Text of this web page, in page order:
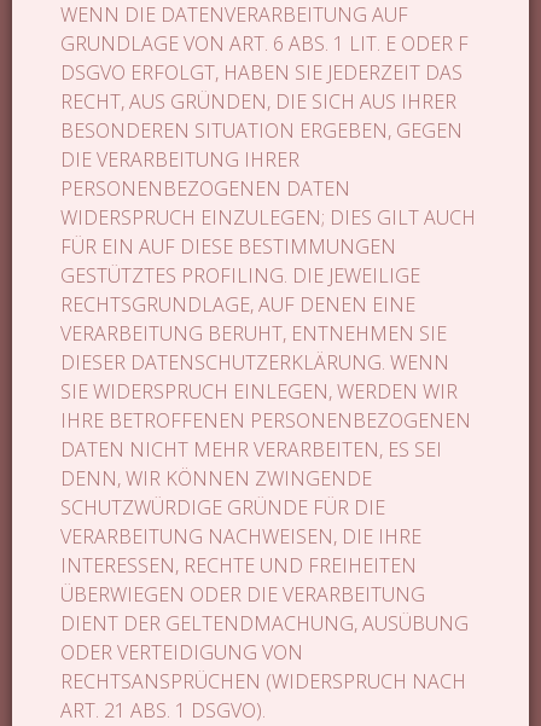
WENN DIE DATENVERARBEITUNG AUF
GRUNDLAGE VON ART. 6 ABS. 1 LIT. E ODER F
DSGVO ERFOLGT, HABEN SIE JEDERZEIT DAS
RECHT, AUS GRÜNDEN, DIE SICH AUS IHRER
BESONDEREN SITUATION ERGEBEN, GEGEN
DIE VERARBEITUNG IHRER
PERSONENBEZOGENEN DATEN
WIDERSPRUCH EINZULEGEN; DIES GILT AUCH
FÜR EIN AUF DIESE BESTIMMUNGEN
GESTÜTZTES PROFILING. DIE JEWEILIGE
RECHTSGRUNDLAGE, AUF DENEN EINE
VERARBEITUNG BERUHT, ENTNEHMEN SIE
DIESER DATENSCHUTZERKLÄRUNG. WENN
SIE WIDERSPRUCH EINLEGEN, WERDEN WIR
IHRE BETROFFENEN PERSONENBEZOGENEN
DATEN NICHT MEHR VERARBEITEN, ES SEI
DENN, WIR KÖNNEN ZWINGENDE
SCHUTZWÜRDIGE GRÜNDE FÜR DIE
VERARBEITUNG NACHWEISEN, DIE IHRE
INTERESSEN, RECHTE UND FREIHEITEN
ÜBERWIEGEN ODER DIE VERARBEITUNG
DIENT DER GELTENDMACHUNG, AUSÜBUNG
ODER VERTEIDIGUNG VON
RECHTSANSPRÜCHEN (WIDERSPRUCH NACH
ART. 21 ABS. 1 DSGVO).